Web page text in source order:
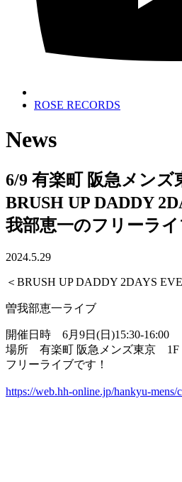
ROSE RECORDS
News
6/9 有楽町 阪急メンズ
BRUSH UP DADDY
我部恵一のフリーライ
2024.5.29
＜BRUSH UP DADDY 2DAYS
曽我部恵一ライブ
開催日時 6月9日(日)15:30-16:00
場所 有楽町 阪急メンズ東京 1F
フリーライブです！
https://web.hh-online.jp/hankyu-mens/